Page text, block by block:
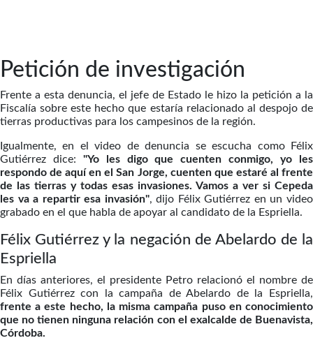
Petición de investigación
Frente a esta denuncia, el jefe de Estado le hizo la petición a la
Fiscalía sobre este hecho que estaría relacionado al despojo de
tierras productivas para los campesinos de la región.
Igualmente, en el video de denuncia se escucha como Félix
Gutiérrez dice: "Yo les digo que cuenten conmigo, yo les
respondo de aquí en el San Jorge, cuenten que estaré al frente
de las tierras y todas esas invasiones. Vamos a ver si Cepeda
les va a repartir esa invasión", dijo Félix Gutiérrez en un video
grabado en el que habla de apoyar al candidato de la Espriella.
Félix Gutiérrez y la negación de Abelardo de la
Espriella
En días anteriores, el presidente Petro relacionó el nombre de
Félix Gutiérrez con la campaña de Abelardo de la Espriella,
frente a este hecho, la misma campaña puso en conocimiento
que no tienen ninguna relación con el exalcalde de Buenavista,
Córdoba.